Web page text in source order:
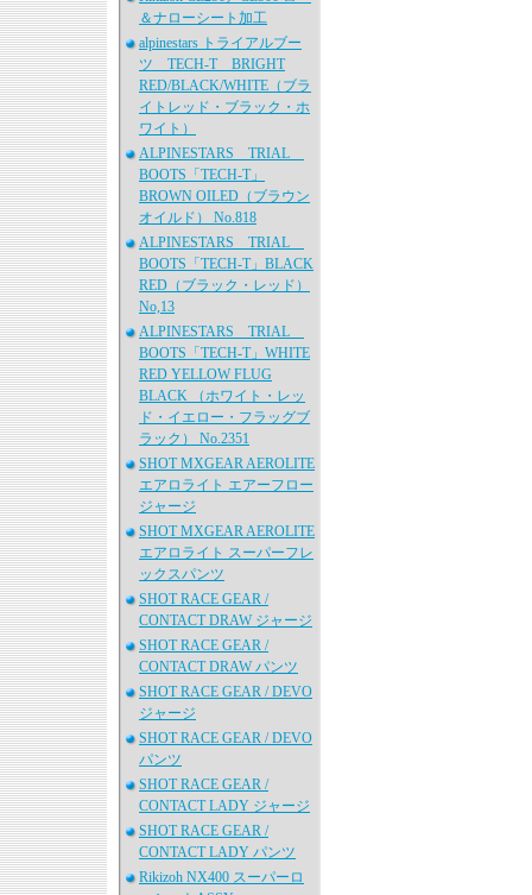
＆ナローシート加工
alpinestars トライアルブー
ツ TECH-T BRIGHT
RED/BLACK/WHITE（ブラ
イトレッド・ブラック・ホ
ワイト）
ALPINESTARS TRIAL
BOOTS「TECH-T」
BROWN OILED（ブラウン
オイルド） No.818
ALPINESTARS TRIAL
BOOTS「TECH-T」BLACK
RED（ブラック・レッド）
No,13
ALPINESTARS TRIAL
BOOTS「TECH-T」WHITE
RED YELLOW FLUG
BLACK （ホワイト・レッ
ド・イエロー・フラッグブ
ラック） No.2351
SHOT MXGEAR AEROLITE
エアロライト エアーフロー
ジャージ
SHOT MXGEAR AEROLITE
エアロライト スーパーフレ
ックスパンツ
SHOT RACE GEAR /
CONTACT DRAW ジャージ
SHOT RACE GEAR /
CONTACT DRAW パンツ
SHOT RACE GEAR / DEVO
ジャージ
SHOT RACE GEAR / DEVO
パンツ
SHOT RACE GEAR /
CONTACT LADY ジャージ
SHOT RACE GEAR /
CONTACT LADY パンツ
Rikizoh NX400 スーパーロ